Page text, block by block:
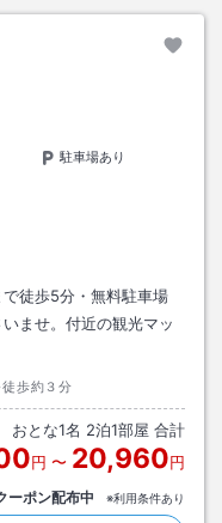
駐車場あり
で徒歩5分・無料駐車場
ませ。付近の観光マッ
歩約３分
おとな1名 2泊1部屋 合計
円 〜 20,960円
ーポン配布中 ※利用条件あり